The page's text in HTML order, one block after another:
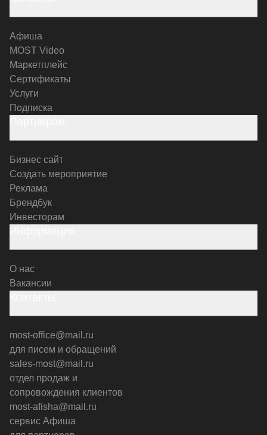
Афиша
MOST Video
Маркетплейс
Сертификаты
Услуги
Подписка
Бизнес сайт
Создать мероприятие
Реклама
Брендбук
Инвесторам
О нас
Вакансии
most-office@mail.ru
для писем и обращений
sales-most@mail.ru
отдел продаж и
сопровождения клиентов
most-afisha@mail.ru
сервис Афиша